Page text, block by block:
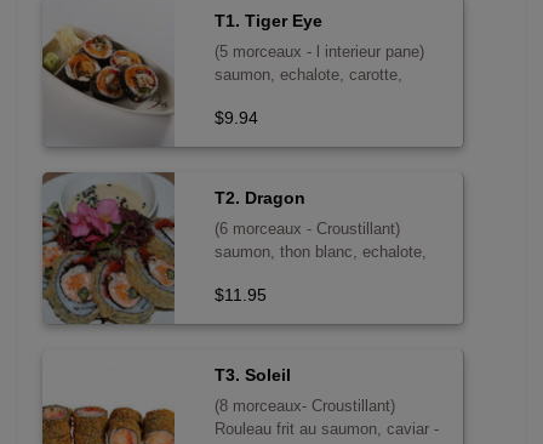
T1. Tiger Eye
(5 morceaux - l interieur pane)
saumon, echalote, carotte,
$9.94
T2. Dragon
(6 morceaux - Croustillant)
saumon, thon blanc, echalote,
cru
$11.95
T3. Soleil
(8 morceaux- Croustillant)
Rouleau frit au saumon, caviar -